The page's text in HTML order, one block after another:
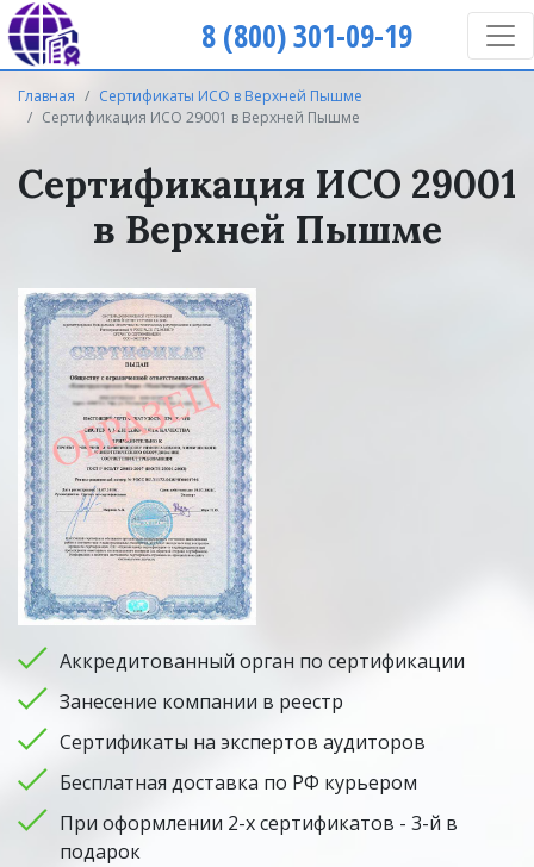
8 (800) 301-09-19
Главная
Сертификаты ИСО в Верхней Пышме
Сертификация ИСО 29001 в Верхней Пышме
Сертификация ИСО 29001
в Верхней Пышме
Аккредитованный орган по сертификации
Занесение компании в реестр
Сертификаты на экспертов аудиторов
Бесплатная доставка по РФ курьером
При оформлении 2-х сертификатов - 3-й в
подарок